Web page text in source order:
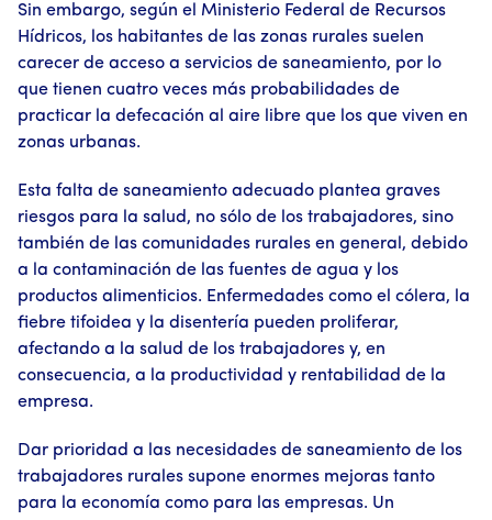
Sin embargo, según el Ministerio Federal de Recursos
Hídricos, los habitantes de las zonas rurales suelen
carecer de acceso a servicios de saneamiento, por lo
que tienen cuatro veces más probabilidades de
practicar la defecación al aire libre que los que viven en
zonas urbanas.
Esta falta de saneamiento adecuado plantea graves
riesgos para la salud, no sólo de los trabajadores, sino
también de las comunidades rurales en general, debido
a la contaminación de las fuentes de agua y los
productos alimenticios. Enfermedades como el cólera, la
fiebre tifoidea y la disentería pueden proliferar,
afectando a la salud de los trabajadores y, en
consecuencia, a la productividad y rentabilidad de la
empresa.
Dar prioridad a las necesidades de saneamiento de los
trabajadores rurales supone enormes mejoras tanto
para la economía como para las empresas. Un